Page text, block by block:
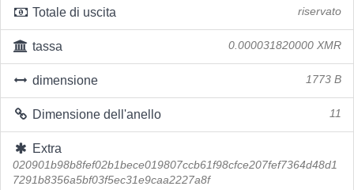
Totale di uscita riservato
tassa 0.000031820000 XMR
dimensione 1773 B
Dimensione dell'anello 11
Extra
020901b98b8fef02b1bece019807ccb61f98cfce207fef7364d48d1
7291b8356a5bf03f5ec31e9caa2227a8f